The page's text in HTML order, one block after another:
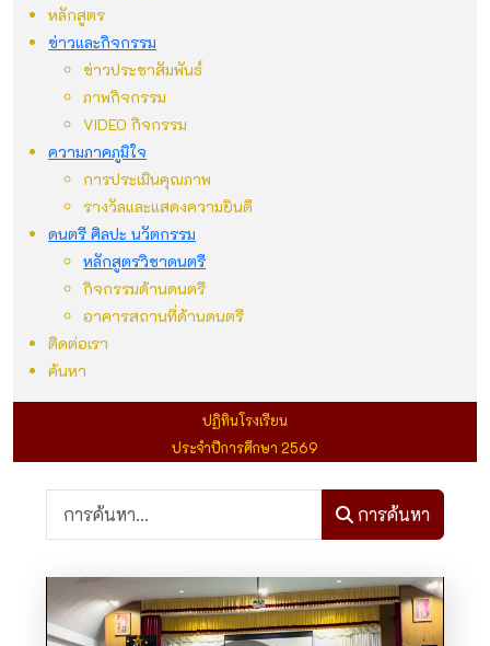
หลักสูตร
ข่าวและกิจกรรม
ข่าวประชาสัมพันธ์
ภาพกิจกรรม
VIDEO กิจกรรม
ความภาคภูมิใจ
การประเมินคุณภาพ
รางวัลและแสดงความยินดี
ดนตรี ศิลปะ นวัตกรรม
หลักสูตรวิชาดนตรี
กิจกรรมด้านดนตรี
อาคารสถานที่ด้านดนตรี
ติดต่อเรา
ค้นหา
ปฏิทินโรงเรียน
ประจำปีการศึกษา 2569
การค้นหา